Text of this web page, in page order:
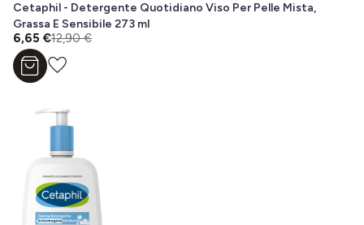
Cetaphil - Detergente Quotidiano Viso Per Pelle Mista,
Grassa E Sensibile 273 ml
12,90 €
6,65 €
Aggiungi al carrello